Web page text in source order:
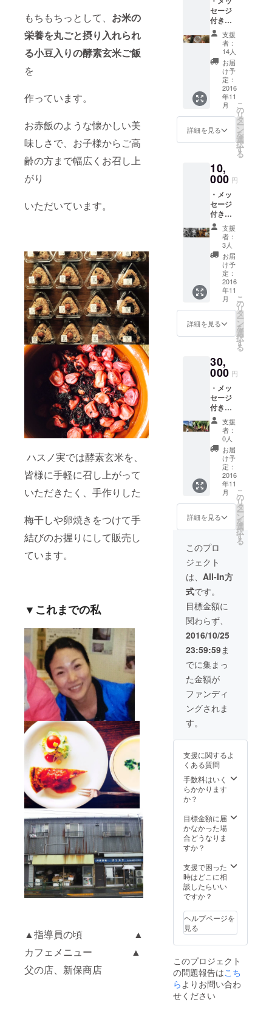
もちもちっとして、 お米の
栄養を丸ごと摂り入れられ
る小豆入りの酵素玄米ご飯
を
作っています。
お赤飯のような懐かしい美
味しさで、お子様からご高
齢の方まで幅広くお召し上
がり
いただいています。
ハスノ実では酵素玄米を、
皆様に手軽に召し上がって
いただきたく、手作りした
梅干しや卵焼きをつけて手
結びのお握りにして販売し
ています。
▼これまでの私
▲指導員の頃 ▲
カフェメニュー ▲
父の店、新保商店
に頑張りま
セージ
付きポ
スト
カード
1 枚 ・
お野菜
の種 2
～3 種
類 (無農
薬でお
野菜を
作って
いる友
人達か
らいた
す。お
庭や畑
でお野
菜づく
りを楽
しんで
くださ
い。説
明書付)
支援
者：
14人
お届
け予
定：
2016
年11
月
詳細を見る
こ
の
リ
タ
ー
ン
を
選
択
す
る
10,
000 円
・メッ
セージ
付きポ
スト
カード
1 枚 ・
お野菜
の種 2
～3 種
の八百
屋新保
商店オ
リジナ
ルブレ
ンド
わコー
ヒー」
（ド
リップ
パック
×3） (お
世話に
なって
いる珈
琲屋さ
んが、
東京の
小岩に
ある父
の店を
イメー
ジして
くれた
コー
ヒー豆
です。
どこか
懐かし
い味わ
いで
す。)
支援
者：
3人
お届
け予
定：
2016
年11
月
詳細を見る
こ
の
リ
タ
ー
ン
を
選
択
す
る
30,
000 円
・メッ
セージ
付きポ
スト
カード
1 枚 ・
お野菜
の種 2
～3 種
いわ
コー
ヒー 豆
（ド
リップ
パック
×3） ・
無農薬
のお野
菜セッ
ト 約
1000 円
分 (友人
の農家
さん
が、大
切に育
てた愛
情たっ
ぷりの
お野菜
のセッ
ト。新
鮮でと
です。
は、季
節に
よって
変わり
ます。)
支援
者：
0人
お届
け予
定：
2016
年11
月
詳細を見る
こ
の
リ
タ
ー
ン
を
選
択
す
る
このプロ
ジェクト
は、 All-In方
式です。
目標金額に
関わらず、
2016/10/25
23:59:59ま
でに集まっ
た金額が
ファンディ
ングされま
す。
支援に関するよ
くある質問
手数料はいく
らかかります
か？
目標金額に届
かなかった場
合どうなりま
すか？
支援で困った
時はどこに相
談したらいい
ですか？
ヘルプページを
見る
このプロジェクト
の問題報告はこち
らよりお問い合わ
せください